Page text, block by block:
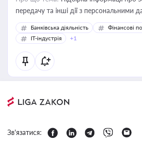
передачу та інші дії з персональними
Банківська діяльність
Фінансові
IT-індустрія
+1
Зв'язатися: